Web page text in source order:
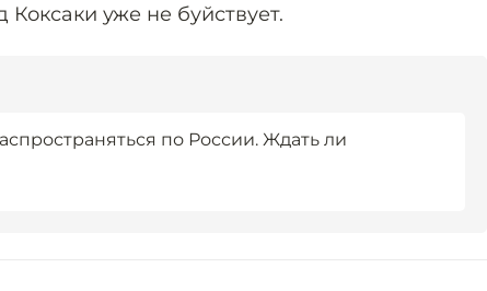
уже не буйствует.
по России. Ждать ли